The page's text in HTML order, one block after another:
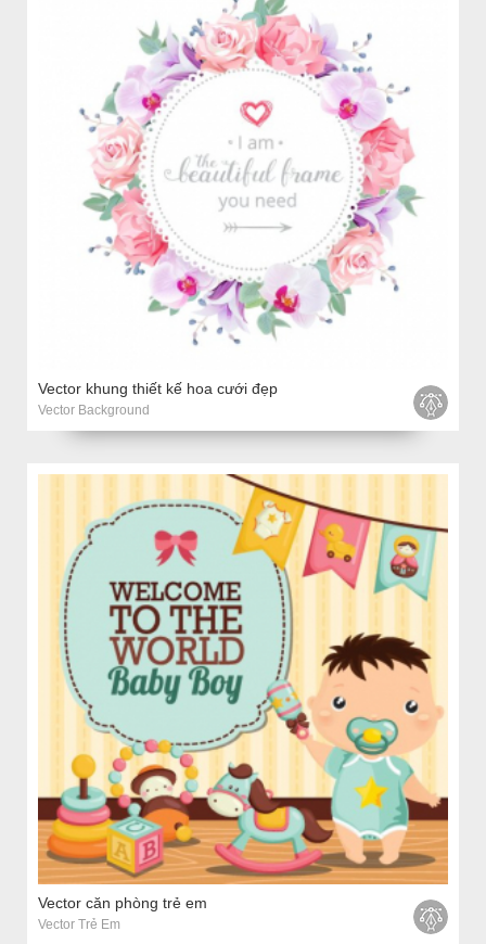
Vector khung thiết kế hoa cưới đẹp
Vector Background
Vector căn phòng trẻ em
Vector Trẻ Em